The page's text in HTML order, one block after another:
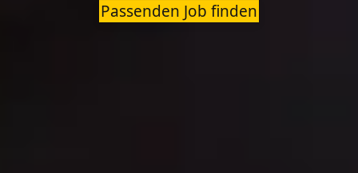
Passenden Job finden